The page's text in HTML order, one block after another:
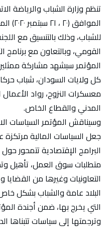
تنظم وزارة الشباب والرياضة
للشباب، وذلك بالتنسيق مع
القومي، وبالتعاون مع برنامج
المؤتمر سيشهد مشاركة
كل ولايات السودان، شباب
معسكرات النزوح، رواد
المدني والقطاع الخاص.
وسيناقش المؤتمر السياسات
جعل السياسات المالية
البرامج الإقتصادية تتمحور
متطلبات سوق العمل، تأهيل
التعاونيات وغيرها من القضايا
البلاد عامة والشباب بشكل
التي يخرج بها، ضمن أجندة
وترجمتها إلى سياسات تتبناها